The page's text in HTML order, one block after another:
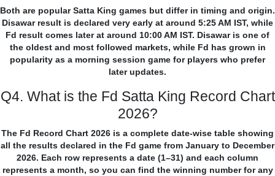
Both are popular Satta King games but differ in timing and origin.
Disawar result is declared very early at around 5:25 AM IST, while
Fd result comes later at around 10:00 AM IST. Disawar is one of
the oldest and most followed markets, while Fd has grown in
popularity as a morning session game for players who prefer
later updates.
Q4. What is the Fd Satta King Record Chart
2026?
The Fd Record Chart 2026 is a complete date-wise table showing
all the results declared in the Fd game from January to December
2026. Each row represents a date (1–31) and each column
represents a month, so you can find the winning number for any